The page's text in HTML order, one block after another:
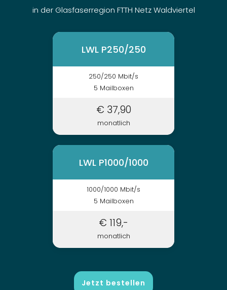
in der Glasfaserregion FTTH Netz Waldviertel
LWL P250/250
250/250 Mbit/s
5 Mailboxen
€ 37,90
monatlich
LWL P1000/1000
1000/1000 Mbit/s
5 Mailboxen
€ 119,-
monatlich
Jetzt bestellen